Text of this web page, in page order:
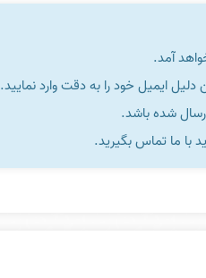
آمد.
ایمیل خود را به دقت وارد نمایید.
با ما تماس بگیرید.